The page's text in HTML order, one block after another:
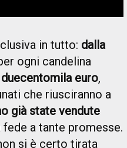
in tutto: dalla
ogni candelina
euro,
che riusciranno a
già state vendute
a tante promesse.
si è certo tirata